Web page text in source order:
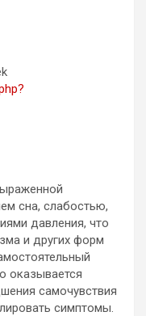
сна, слабостью,
давления, что
и других форм
оказывается
самочувствия
симптомы.